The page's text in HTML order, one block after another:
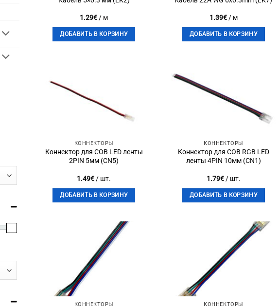
1.29€/ м
ДОБАВИТЬ В КОРЗИНУ
1.39€/ м
ДОБАВИТЬ В КОРЗИНУ
КОННЕКТОРЫ
Коннектор для COB LED ленты
2PIN 5мм (CN5)
1.49€/ шт.
ДОБАВИТЬ В КОРЗИНУ
КОННЕКТОРЫ
Коннектор для COB RGB LED
ленты 4PIN 10мм (CN1)
1.79€/ шт.
ДОБАВИТЬ В КОРЗИНУ
КОННЕКТОРЫ КОННЕКТОРЫ